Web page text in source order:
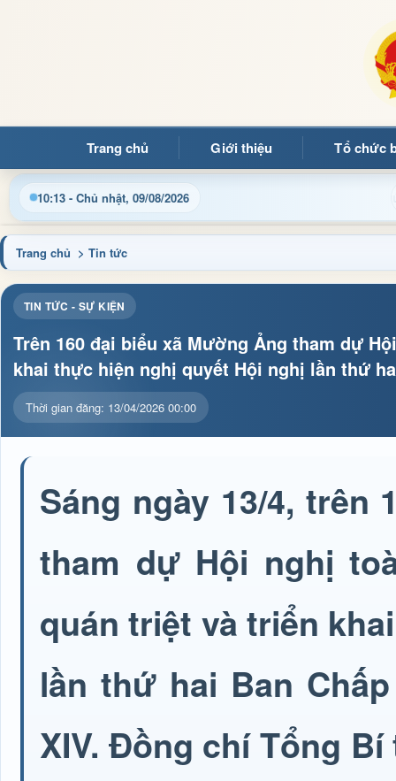
Trang chủ Giới thiệu Tổ chức
10:13 - Chủ nhật, 09/08/2026
nhật thông tin điều hành, thủ tục hành chính và tin tức địa
Trang chủ > Tin tức
TIN TỨC - SỰ KIỆN
Trên 160 đại biểu xã Mường Ảng tham dự
khai thực hiện nghị quyết Hội nghị lần thứ
Thời gian đăng: 13/04/2026 00:00
Sáng ngày 13/4, trên
tham dự Hội nghị
quán triệt và triển
lần thứ hai Ban
XIV. Đồng chí Tổng